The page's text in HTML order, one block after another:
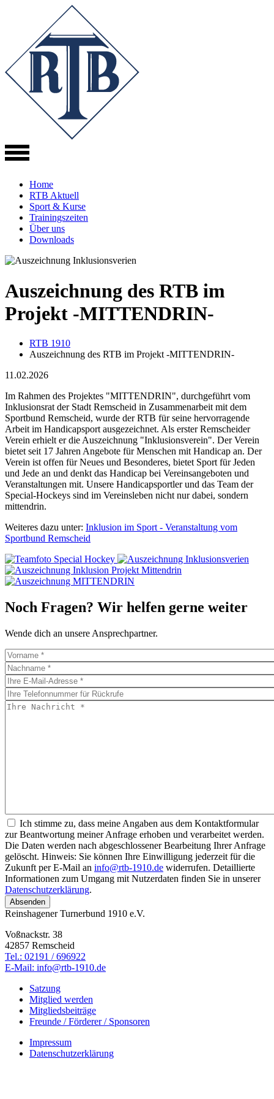
Home
RTB Aktuell
Sport & Kurse
Trainingszeiten
Über uns
Downloads
Auszeichnung des RTB im
Projekt -MITTENDRIN-
RTB 1910
Auszeichnung des RTB im Projekt -MITTENDRIN-
11.02.2026
Im Rahmen des Projektes "MITTENDRIN", durchgeführt vom
Inklusionsrat der Stadt Remscheid in Zusammenarbeit mit dem
Sportbund Remscheid, wurde der RTB für seine hervorragende
Arbeit im Handicapsport ausgezeichnet. Als erster Remscheider
Verein erhielt er die Auszeichnung "Inklusionsverein". Der Verein
bietet seit 17 Jahren Angebote für Menschen mit Handicap an. Der
Verein ist offen für Neues und Besonderes, bietet Sport für Jeden
und Jede an und denkt das Handicap bei Vereinsangeboten und
Veranstaltungen mit. Unsere Handicapsportler und das Team der
Special-Hockeys sind im Vereinsleben nicht nur dabei, sondern
mittendrin.
Weiteres dazu unter: Inklusion im Sport - Veranstaltung vom
Sportbund Remscheid
Noch Fragen? Wir helfen gerne weiter
Wende dich an unsere Ansprechpartner.
Ich stimme zu, dass meine Angaben aus dem Kontaktformular
zur Beantwortung meiner Anfrage erhoben und verarbeitet werden.
Die Daten werden nach abgeschlossener Bearbeitung Ihrer Anfrage
gelöscht. Hinweis: Sie können Ihre Einwilligung jederzeit für die
Zukunft per E-Mail an info@rtb-1910.de widerrufen. Detaillierte
Informationen zum Umgang mit Nutzerdaten finden Sie in unserer
Datenschutzerklärung.
Reinshagener Turnerbund 1910 e.V.
Voßnackstr. 38
42857 Remscheid
Tel.: 02191 / 696922
E-Mail: info@rtb-1910.de
Satzung
Mitglied werden
Mitgliedsbeiträge
Freunde / Förderer / Sponsoren
Impressum
Datenschutzerklärung